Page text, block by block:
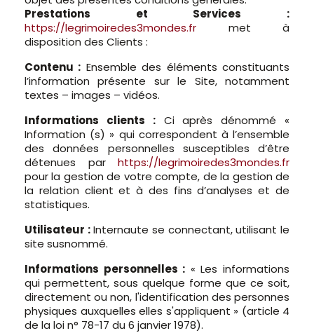
Prestations et Services :
https://legrimoiredes3mondes.fr met à
disposition des Clients :
Contenu : Ensemble des éléments constituants
l’information présente sur le Site, notamment
textes – images – vidéos.
Informations clients :Ci après dénommé «
Information (s) » qui correspondent à l’ensemble
des données personnelles susceptibles d’être
détenues par https://legrimoiredes3mondes.fr
pour la gestion de votre compte, de la gestion de
la relation client et à des fins d’analyses et de
statistiques.
Utilisateur :Internaute se connectant, utilisant le
site susnommé.
Informations personnelles : « Les informations
qui permettent, sous quelque forme que ce soit,
directement ou non, l'identification des personnes
physiques auxquelles elles s'appliquent » (article 4
de la loi n° 78-17 du 6 janvier 1978).